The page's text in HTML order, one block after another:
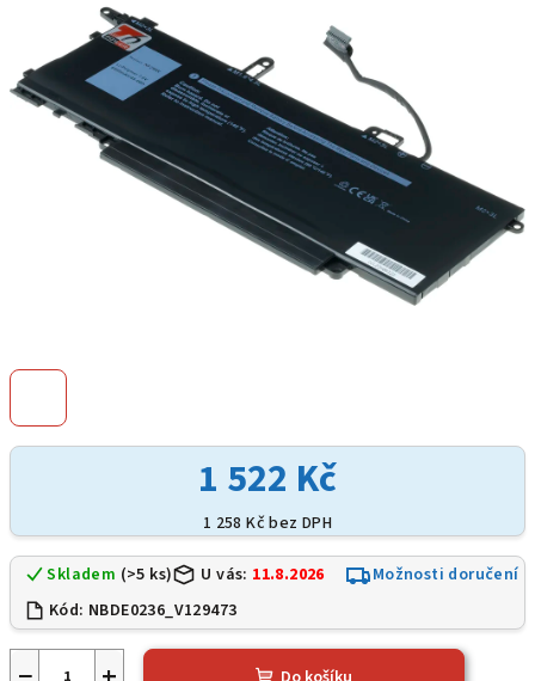
1 522 Kč
1 258 Kč bez DPH
Skladem (>5 ks) U vás: 11.8.2026
Možnosti doručení
Kód: NBDE0236_V129473
hvězdiček.